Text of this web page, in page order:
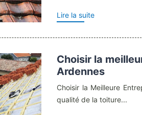
Lire la suite
Choisir la
Ardennes
Choisir la Meilleure
qualité de la toiture...